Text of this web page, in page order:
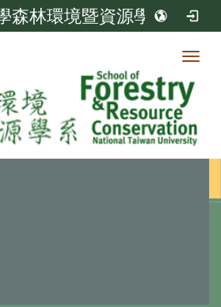
森林環境暨資源學系